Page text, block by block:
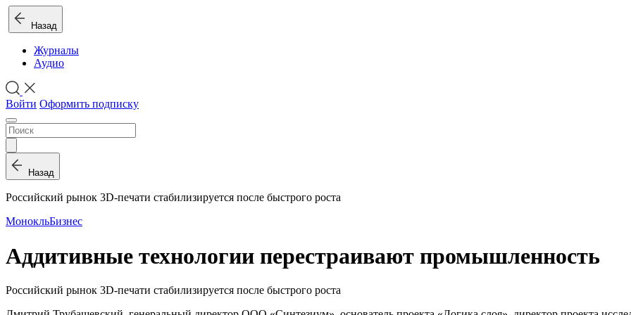
Назад
Журналы
Аудио
Войти Оформить подписку
Назад
Российский рынок 3D-печати стабилизируется после быстрого роста
МонокльБизнес
Аддитивные технологии перестраивают промышленность
Российский рынок 3D-печати стабилизируется после быстрого роста